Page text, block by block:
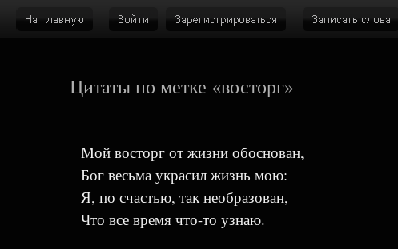
Цитаты по метке «восторг»
Мой восторг от жизни обоснован,
Бог весьма украсил жизнь мою:
Я, по счастью, так необразован,
Что все время что-то узнаю.